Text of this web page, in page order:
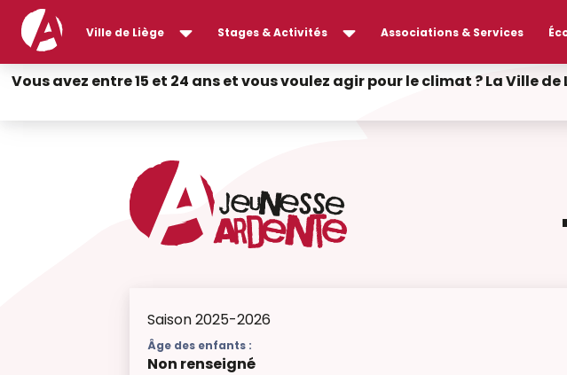
Ville de Liège Stages & Activités Associations & Services
Vous avez entre 15 et 24 ans et vous voulez agir pour le climat ? La Ville
Saison 2025-2026
Âge des enfants :
Non renseigné